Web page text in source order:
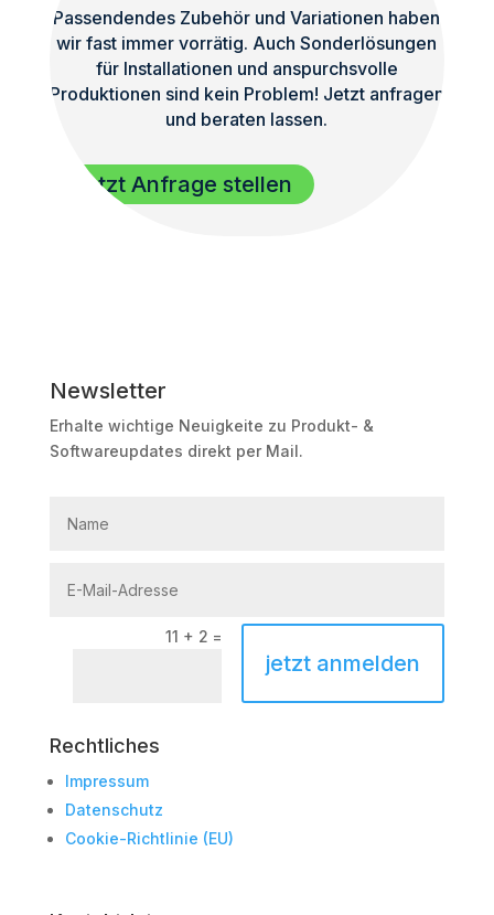
Passendendes Zubehör und Variationen haben
wir fast immer vorrätig. Auch Sonderlösungen
für Installationen und anspurchsvolle
Produktionen sind kein Problem! Jetzt anfragen
und beraten lassen.
Jetzt Anfrage stellen
Newsletter
Erhalte wichtige Neuigkeite zu Produkt- &
Softwareupdates direkt per Mail.
11 + 2 =
jetzt anmelden
Rechtliches
Impressum
Datenschutz
Cookie-Richtlinie (EU)